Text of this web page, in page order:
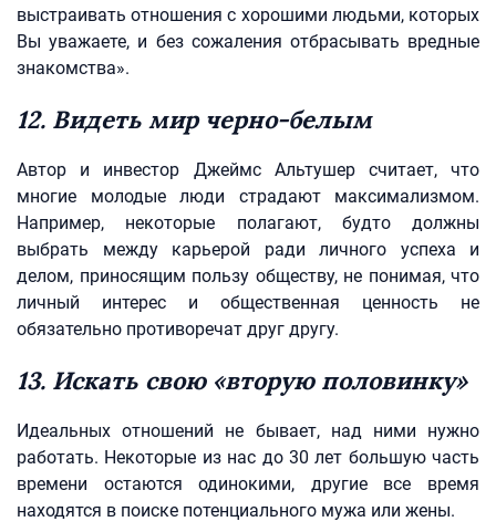
выстраивать отношения с хорошими людьми, которых
Вы уважаете, и без сожаления отбрасывать вредные
знакомства».
12. Видеть мир черно-белым
Автор и инвестор Джеймс Альтушер считает, что
многие молодые люди страдают максимализмом.
Например, некоторые полагают, будто должны
выбрать между карьерой ради личного успеха и
делом, приносящим пользу обществу, не понимая, что
личный интерес и общественная ценность не
обязательно противоречат друг другу.
13. Искать свою «вторую половинку»
Идеальных отношений не бывает, над ними нужно
работать. Некоторые из нас до 30 лет большую часть
времени остаются одинокими, другие все время
находятся в поиске потенциального мужа или жены.